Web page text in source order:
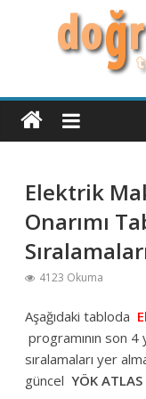
Elektrik
Onarımı
4123 Okuma
Aşağıdaki tabloda
programının son 4
sıralamaları yer
güncel YÖK ATLAS